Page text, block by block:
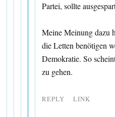
Partei, sollte
Meine Meinung dazu
die Letten benötigen
Demokratie. So
zu gehen.
REPLY LINK